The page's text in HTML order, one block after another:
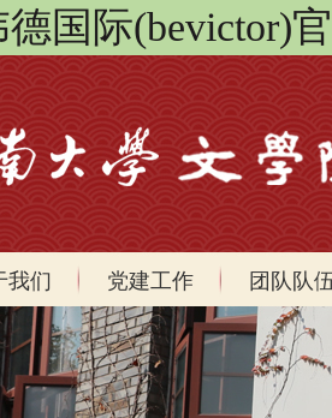
德国际(bevictor)
我们 党建工作 团队队